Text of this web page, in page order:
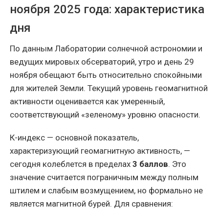
ноября 2025 года: характеристика
дня
По данным Лаборатории солнечной астрономии и
ведущих мировых обсерваторий, утро и день 29
ноября обещают быть относительно спокойными
для жителей Земли. Текущий уровень геомагнитной
активности оценивается как умеренный,
соответствующий «зеленому» уровню опасности.
К-индекс — основной показатель,
характеризующий геомагнитную активность, —
сегодня колеблется в пределах 3 баллов. Это
значение считается пограничным между полным
штилем и слабым возмущением, но формально не
является магнитной бурей. Для сравнения: